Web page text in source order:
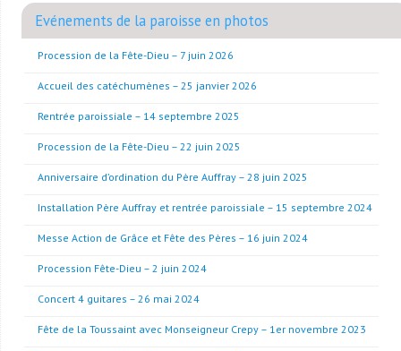
Evénements de la paroisse en photos
Procession de la Fête-Dieu – 7 juin 2026
Accueil des catéchumènes – 25 janvier 2026
Rentrée paroissiale – 14 septembre 2025
Procession de la Fête-Dieu – 22 juin 2025
Anniversaire d’ordination du Père Auffray – 28 juin 2025
Installation Père Auffray et rentrée paroissiale – 15 septembre 2024
Messe Action de Grâce et Fête des Pères – 16 juin 2024
Procession Fête-Dieu – 2 juin 2024
Concert 4 guitares – 26 mai 2024
Fête de la Toussaint avec Monseigneur Crepy – 1er novembre 2023